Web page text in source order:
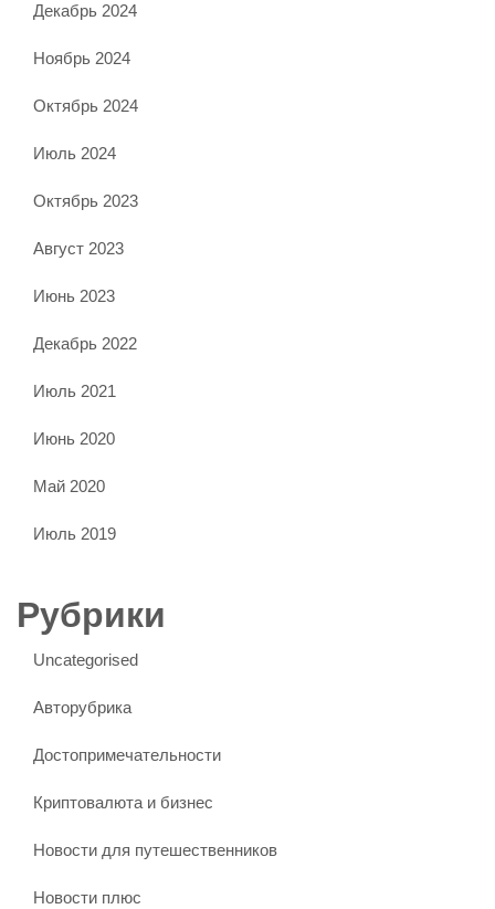
Декабрь 2024
Ноябрь 2024
Октябрь 2024
Июль 2024
Октябрь 2023
Август 2023
Июнь 2023
Декабрь 2022
Июль 2021
Июнь 2020
Май 2020
Июль 2019
Рубрики
Uncategorised
Авторубрика
Достопримечательности
Криптовалюта и бизнес
Новости для путешественников
Новости плюс